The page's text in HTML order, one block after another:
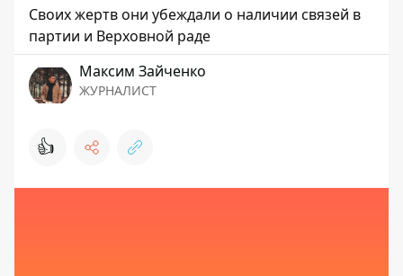
Своих жертв они убеждали о наличии связей в
партии и Верховной раде
Максим Зайченко
ЖУРНАЛИСТ
👍